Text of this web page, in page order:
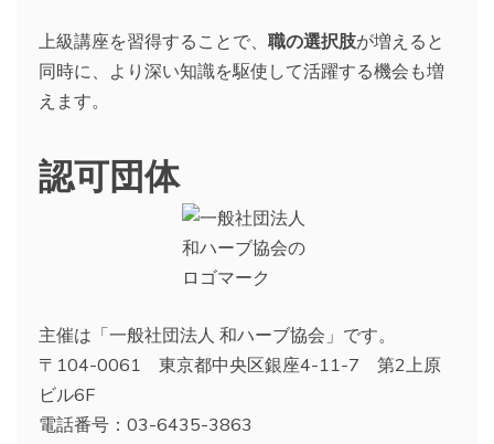
上級講座を習得することで、 職の選択肢が増えると
同時に、より深い知識を駆使して活躍する機会も増
えます。
認可団体
主催は「一般社団法人 和ハーブ協会」です。
〒104-0061 東京都中央区銀座4-11-7 第2上原
ビル6F
電話番号：03-6435-3863